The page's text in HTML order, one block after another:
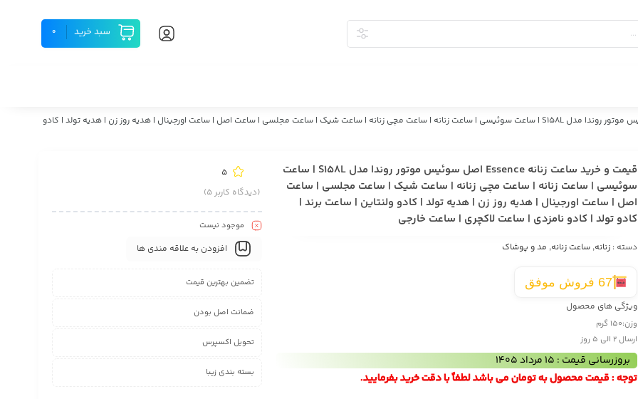
سبد خرید 0
قیمت و خرید ساعت زنانه Essence اصل سوئیس موتور روندا مدل S158L | ساعت سوئیسی | ساعت زنانه | ساعت مچی زنانه | ساعت شیک | ساعت مجلسی | ساعت اصل | ساعت اورجینال | هدیه روز زن | هدیه تولد | کادو
قیمت و خرید ساعت زنانه Essence اصل سوئیس موتور روندا مدل S158L | ساعت
سوئیسی | ساعت زنانه | ساعت مچی زنانه | ساعت شیک | ساعت مجلسی | ساعت
اصل | ساعت اورجینال | هدیه روز زن | هدیه تولد | کادو ولنتاین | ساعت برند |
کادو تولد | کادو نامزدی | ساعت لاکچری | ساعت خارجی
دسته :زنانه,ساعت زنانه, مد و پوشاک
67 فروش موفق
ویژگی های محصول
وزن:150 گرم
ارسال 2 الی 5 روز
بروزرسانی قیمت : 15 مرداد 1405
توجه : قیمت محصول به تومان می باشد لطفاً با دقت خرید بفرمایید.
5
(دیدگاه کاربر5
)
موجود نیست
افزودن به علاقه مندی ها
تضمین بهترین قیمت
ضمانت اصل بودن
تحویل اکسپرس
بسته بندی زیبا